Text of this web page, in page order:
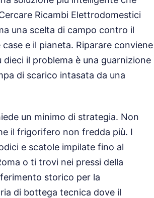
Ricambi Elettrodomestici
una scelta di campo contro il
e il pianeta. Riparare conviene
il problema è una guarnizione
di scarico intasata da una
un minimo di strategia. Non
il frigorifero non fredda più. I
e scatole impilate fino al
o ti trovi nei pressi della
storico per la
di bottega tecnica dove il